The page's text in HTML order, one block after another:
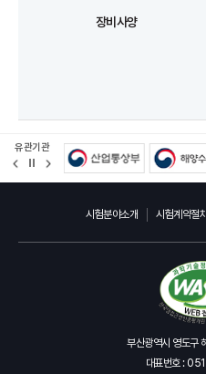
장비사양
유관기관
정
지
시험분야소개 시험계약절
부산광역시 영도구
대표번호 :